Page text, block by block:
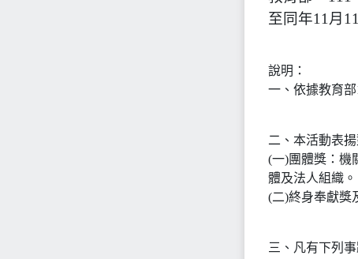
至同年11月
說明：
一、依據教育部
二、本活動表揚
(一)團體獎：機
體及法人組織。
(二)終身奉獻獎
三、凡有下列